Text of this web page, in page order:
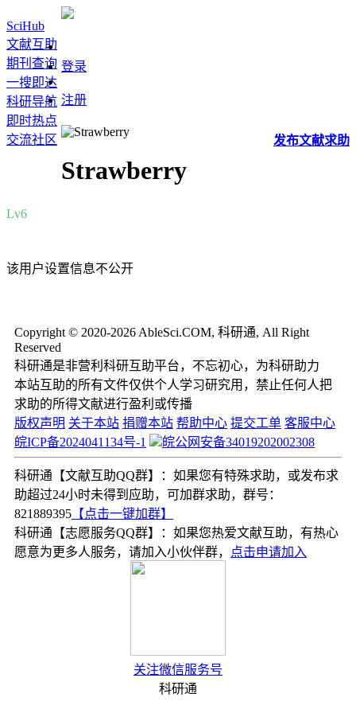
SciHub
文献互助
期刊查询
一搜即达
科研导航
即时热点
交流社区
登录
注册
发布文献求助
Strawberry
Lv6
该用户设置信息不公开
Copyright © 2020-2026 AbleSci.COM, 科研通, All Right
Reserved
科研通是非营利科研互助平台，不忘初心，为科研助力
本站互助的所有文件仅供个人学习研究用，禁止任何人把
求助的所得文献进行盈利或传播
版权声明 关于本站 捐赠本站 帮助中心 提交工单 客服中心
皖ICP备2024041134号-1
皖公网安备34019202002308
科研通【文献互助QQ群】：如果您有特殊求助，或发布求
助超过24小时未得到应助，可加群求助，群号：
821889395 【点击一键加群】
科研通【志愿服务QQ群】：如果您热爱文献互助，有热心
愿意为更多人服务，请加入小伙伴群，
点击申请加入
关注微信服务号
科研通